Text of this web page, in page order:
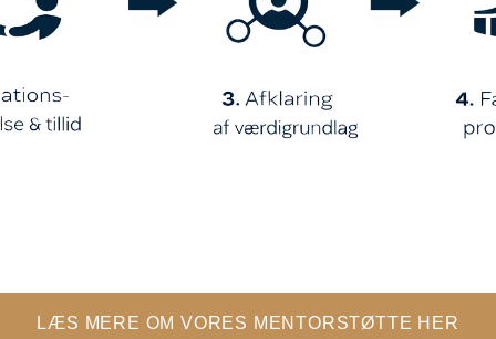
LÆS MERE OM VORES MENTORSTØTTE HER